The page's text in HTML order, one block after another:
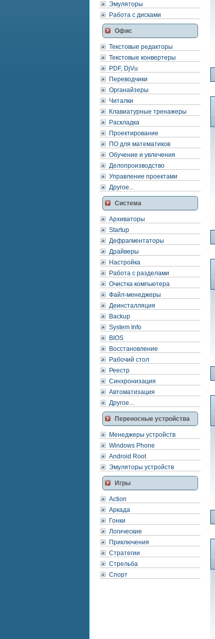
Эмуляторы
Работа с дисками
Офис
Текстовые редакторы
Текстовые конвертеры
PDF, DjVu
Переводчики
Органайзеры
Читалки
Клавиатурные тренажеры
Раскладка
Проектирование
ПО для математиков
Обучение и увлечения
Делопроизводство
Управление проектами
Другое...
Система
Архиваторы
Startup
Дефрагментаторы
Драйверы
Настройка
Работа с разделами
Очистка компьютера
Файл-менеджеры
Деинсталляция
Backup
System Info
BIOS
Восстановление
Рабочий стол
Реестр
Синхронизация
Автоматизация
Другое...
Переносные устройства
Менеджеры устройств
Windows Phone
Android Root
Эмуляторы устройств
Игры
Action
Аркада
Гонки
Логические
Приключения
Стратегии
Стрельба
Спорт